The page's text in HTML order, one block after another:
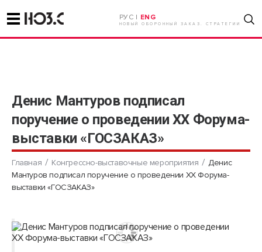
РУС | ENG
НОВЫЙ ОБОРОННЫЙ ЗАКАЗ. СТРАТЕГИИ
Денис Мантуров подписал
поручение о проведении ХХ Форума-
выставки «ГОСЗАКАЗ»
Главная Конгрессно-выставочные мероприятия
Денис
Мантуров подписал поручение о проведении ХХ Форума-
выставки «ГОСЗАКАЗ»